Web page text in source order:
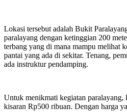
Lokasi tersebut adalah Bukit
paralayang dengan ketinggian 200
terbang yang di mana mampu melihat
pantai yang ada di sekitar. Tenang,
ada instruktur pendamping.
Untuk menikmati kegiatan paralayang,
kisaran Rp500 ribuan. Dengan harga